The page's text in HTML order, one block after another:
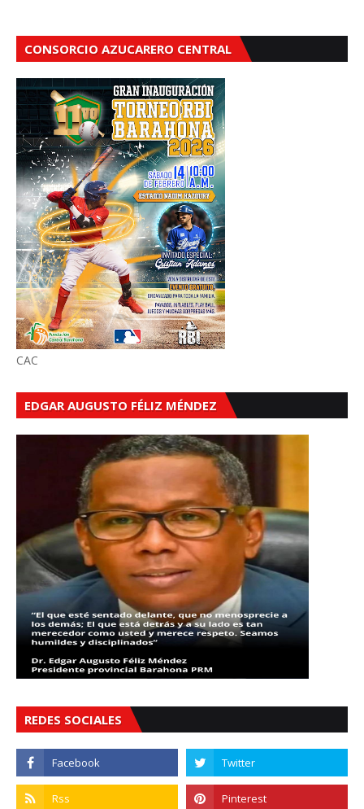
CONSORCIO AZUCARERO CENTRAL
CAC
EDGAR AUGUSTO FÉLIZ MÉNDEZ
REDES SOCIALES